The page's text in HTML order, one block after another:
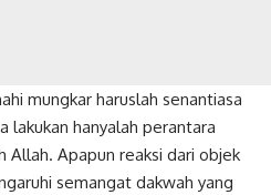
mungkar haruslah senantiasa
lakukan hanyalah perantara
Allah. Apapun reaksi dari objek
semangat dakwah yang